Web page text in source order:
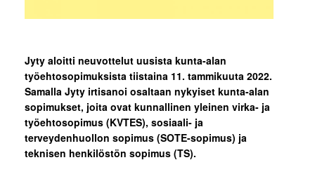
Jyty aloitti neuvottelut uusista kunta-alan
työehtosopimuksista tiistaina 11. tammikuuta 2022.
Samalla Jyty irtisanoi osaltaan nykyiset kunta-alan
sopimukset, joita ovat kunnallinen yleinen virka- ja
työehtosopimus (KVTES), sosiaali- ja
terveydenhuollon sopimus (SOTE-sopimus) ja
teknisen henkilöstön sopimus (TS).